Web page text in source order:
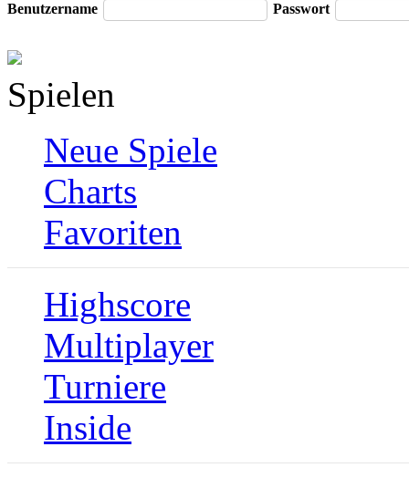
Benutzername Passwort
Spielen
Neue Spiele
Charts
Favoriten
Highscore
Multiplayer
Turniere
Inside